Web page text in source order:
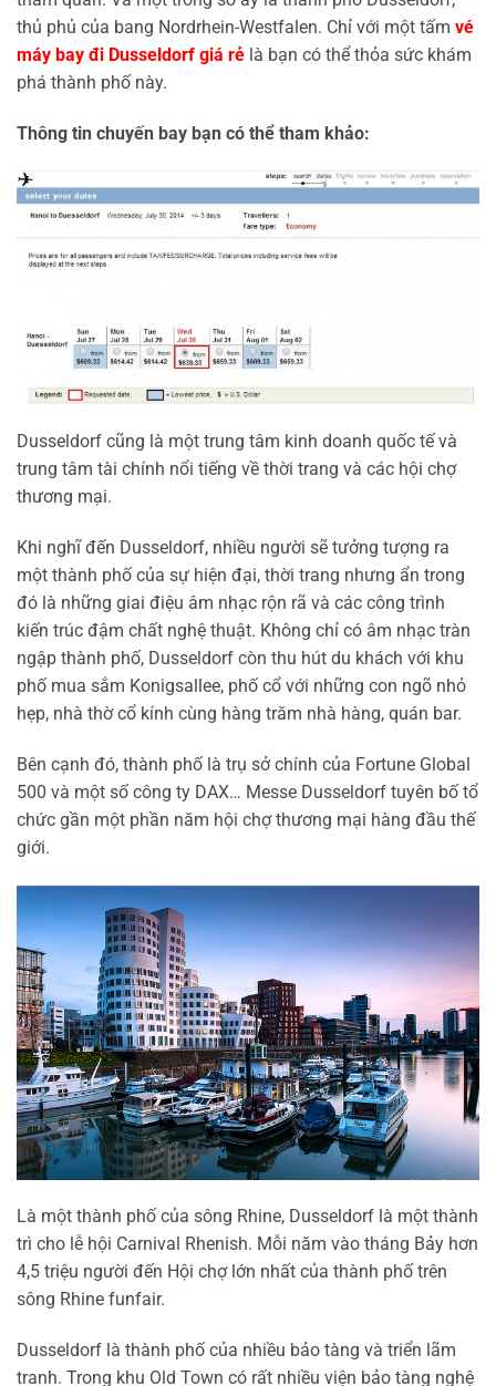
thủ phủ của bang Nordrhein-Westfalen. Chỉ với một tấm vé
máy bay đi Dusseldorf giá rẻ là bạn có thể thỏa sức khám
phá thành phố này.
Thông tin chuyến bay bạn có thể tham khảo:
Dusseldorf cũng là ​​một trung tâm kinh doanh quốc tế và
trung tâm tài chính nổi tiếng về thời trang và các hội chợ
thương mại.
Khi nghĩ đến Dusseldorf, nhiều người sẽ tưởng tượng ra
một thành phố của sự hiện đại, thời trang nhưng ẩn trong
đó là những giai điệu âm nhạc rộn rã và các công trình
kiến trúc đậm chất nghệ thuật. Không chỉ có âm nhạc tràn
ngập thành phố, Dusseldorf còn thu hút du khách với khu
phố mua sắm Konigsallee, phố cổ với những con ngõ nhỏ
hẹp, nhà thờ cổ kính cùng hàng trăm nhà hàng, quán bar.
Bên cạnh đó, thành phố là trụ sở chính của Fortune Global
500 và một số công ty DAX… Messe Dusseldorf tuyên bố tổ
chức gần một phần năm hội chợ thương mại hàng đầu thế
giới.
Là một thành phố của sông Rhine, Dusseldorf là ​​một thành
trì cho lễ hội Carnival Rhenish. Mỗi năm vào tháng Bảy hơn
4,5 triệu người đến Hội chợ lớn nhất của thành phố trên
sông Rhine funfair.
Dusseldorf là thành phố của nhiều bảo tàng và triển lãm
tranh. Trong khu Old Town có rất nhiều viện bảo tàng nghệ